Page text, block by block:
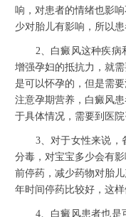
响，对患者的情绪也影
少对胎儿有影响，所以
2、白癜风这种疾病
增强孕妇的抵抗力，就
是可以怀孕的，但是需
注意孕期营养，白癜风
于具体情况，需要到医院
3、对于女性来说，
分毒，对宝宝多少会有
前停药，减少药物对胎
年时间停药比较好，这样
4、白癜风患者也是